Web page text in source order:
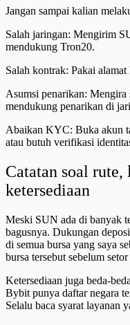
Jangan sampai kalian
Salah jaringan: Mengirim
mendukung Tron20.
Salah kontrak: Pakai
Asumsi penarikan:
mendukung penarikan di
Abaikan KYC: Buka akun
atau butuh verifikasi
Catatan soal
ketersediaan
Meski SUN ada di banyak
bagusnya. Dukungan
di semua bursa yang saya
bursa tersebut sebelum setor
Ketersediaan juga beda-
Bybit punya daftar negara
Selalu baca syarat layanan